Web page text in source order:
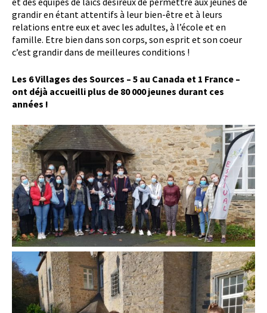
grandir en étant attentifs à leur bien-être et à leurs
relations entre eux et avec les adultes, à l’école et en
famille. Etre bien dans son corps, son esprit et son coeur
c’est grandir dans de meilleures conditions !
Les 6 Villages des Sources – 5 au Canada et 1 France –
ont déjà accueilli plus de 80 000 jeunes durant ces
années !